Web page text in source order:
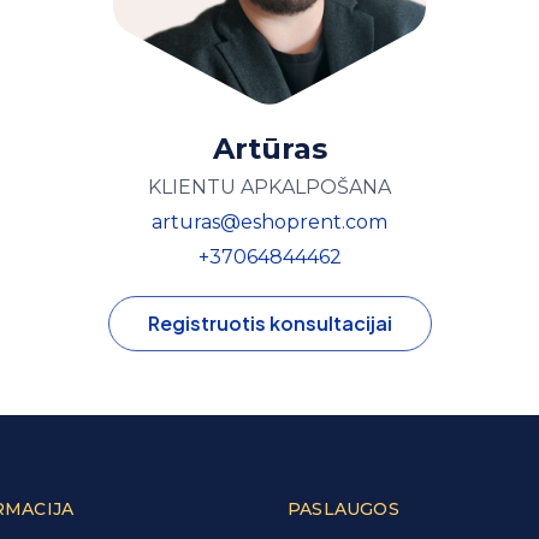
Artūras
KLIENTU APKALPOŠANA
arturas@eshoprent.com
+37064844462
Registruotis konsultacijai
PASLAUGOS